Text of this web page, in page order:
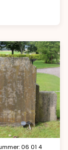
06 01 4